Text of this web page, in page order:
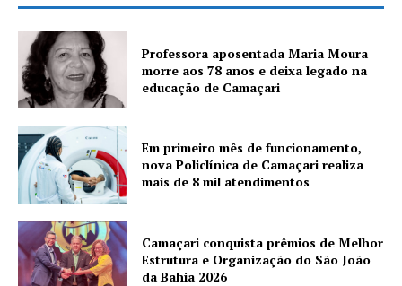
Professora aposentada Maria Moura
morre aos 78 anos e deixa legado na
educação de Camaçari
Em primeiro mês de funcionamento,
nova Policlínica de Camaçari realiza
mais de 8 mil atendimentos
Camaçari conquista prêmios de Melhor
Estrutura e Organização do São João
da Bahia 2026